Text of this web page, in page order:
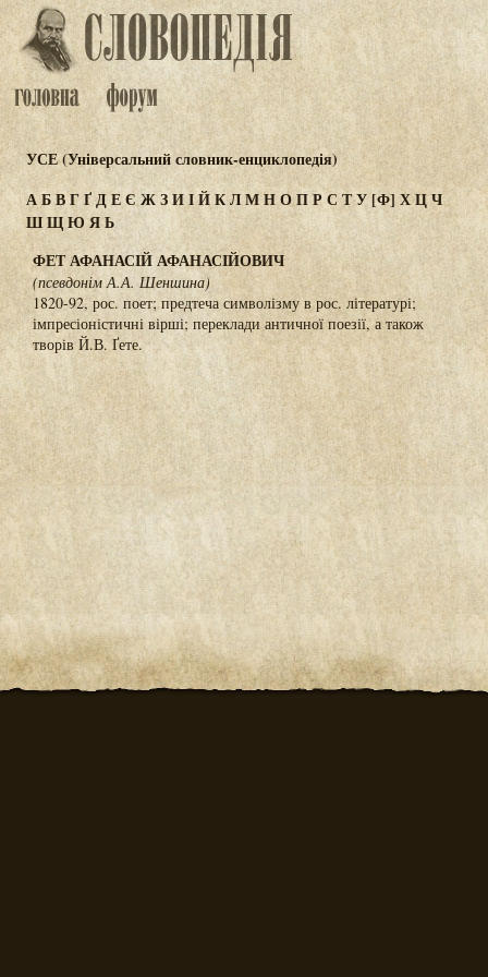
УСЕ (Універсальний словник-енциклопедія)
АБВГҐДЕЄ ЖЗИІЙКЛМНОПРС ТУ[Ф] ХЦЧ
ШЩЮЯЬ
ФЕТ АФАНАСІЙ АФАНАСІЙОВИЧ
(псевдонім А.А. Шеншина)
1820-92, рос. поет; предтеча символізму в рос. літературі;
імпресіоністичні вірші; переклади античної поезії, а також
творів Й.В. Ґете.